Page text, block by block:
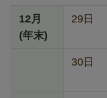
12月
(年末)
29日
30日